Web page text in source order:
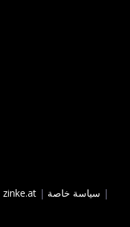
zinke.at | سياسة خاصة |